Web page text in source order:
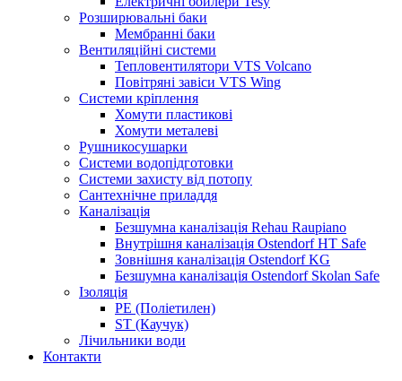
Розширювальні баки
Мембранні баки
Вентиляційні системи
Тепловентилятори VTS Volcano
Повітряні завіси VTS Wing
Системи кріплення
Хомути пластикові
Хомути металеві
Рушникосушарки
Системи водопідготовки
Системи захисту від потопу
Сантехнічне приладдя
Каналізація
Безшумна каналізація Rehau Raupiano
Внутрішня каналізація Ostendorf HT Safe
Зовнішня каналізація Ostendorf KG
Безшумна каналізація Ostendorf Skolan Safe
Ізоляція
PE (Поліетилен)
ST (Каучук)
Лічильники води
Контакти